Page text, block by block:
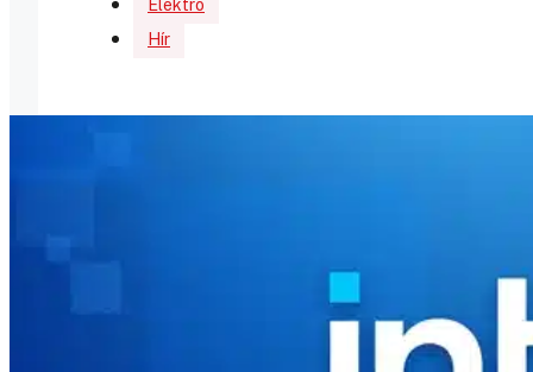
Elektro
Hír